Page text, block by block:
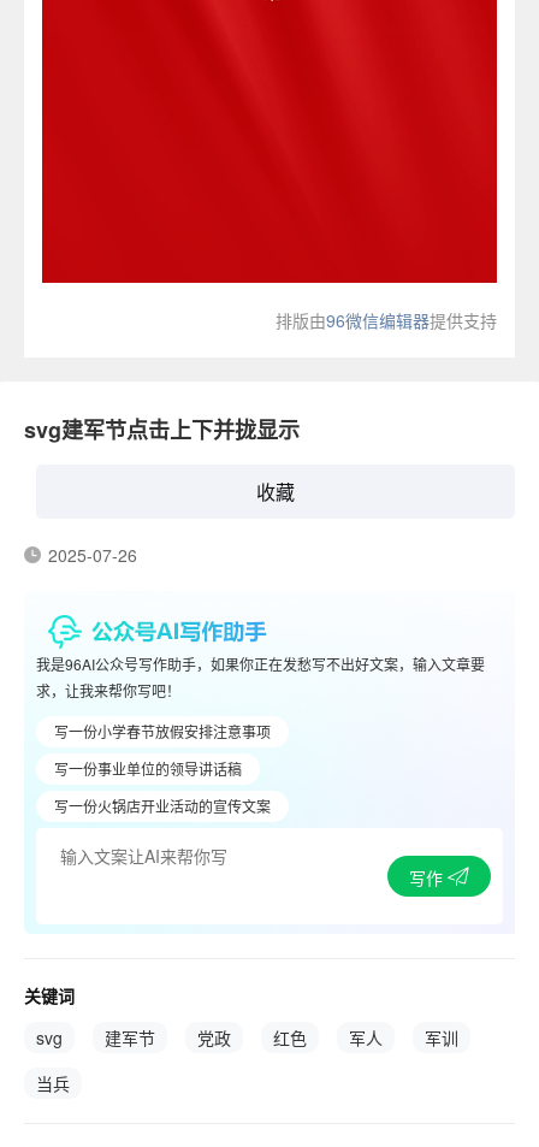
排版由96微信编辑器提供支持
svg建军节点击上下并拢显示
收藏
2025-07-26
我是96AI公众号写作助手，如果你正在发愁写不出好文案，输入文章要
求，让我来帮你写吧！
写一份小学春节放假安排注意事项
写一份事业单位的领导讲话稿
写一份火锅店开业活动的宣传文案
写作
关键词
svg
建军节 党政 红色 军人
军训
当兵